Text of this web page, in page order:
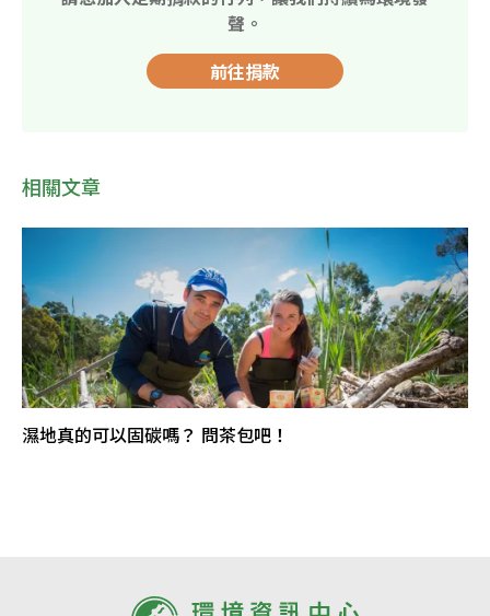
聲。
前往捐款
相關文章
濕地真的可以固碳嗎？ 問茶包吧！